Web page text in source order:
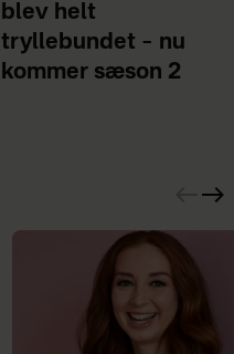
blev helt
tryllebundet – nu
kommer sæson 2